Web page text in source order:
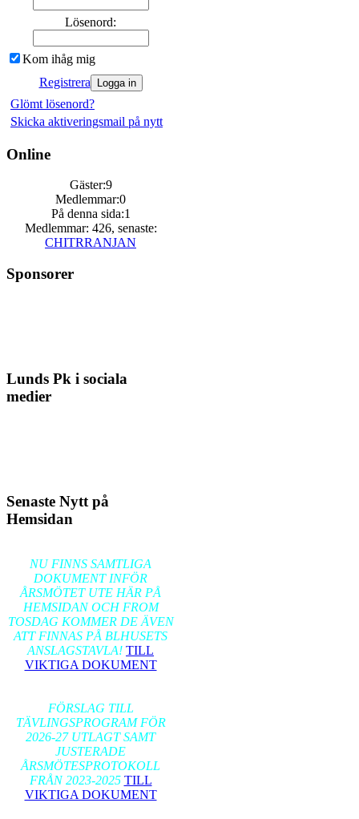
Lösenord:
Kom ihåg mig
Registrera
Glömt lösenord?
Skicka aktiveringsmail på nytt
Online
Gäster:9
Medlemmar:0
På denna sida:1
Medlemmar: 426, senaste:
CHITRRANJAN
Sponsorer
Lunds Pk i sociala
medier
Senaste Nytt på
Hemsidan
NU FINNS SAMTLIGA
DOKUMENT INFÖR
ÅRSMÖTET UTE HÄR PÅ
HEMSIDAN OCH FROM
TOSDAG KOMMER DE ÄVEN
ATT FINNAS PÅ BLHUSETS
ANSLAGSTAVLA! TILL
VIKTIGA DOKUMENT
FÖRSLAG TILL
TÄVLINGSPROGRAM FÖR
2026-27 UTLAGT SAMT
JUSTERADE
ÅRSMÖTESPROTOKOLL
FRÅN 2023-2025 TILL
VIKTIGA DOKUMENT